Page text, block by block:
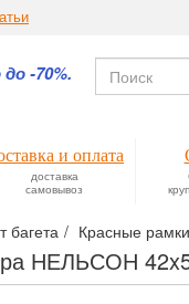
-70%.
и оплата
доставка
самовывоз
багета Красные
НЕЛЬСОН